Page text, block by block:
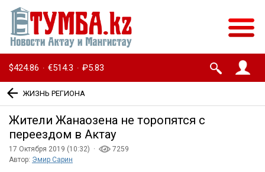
$424.86 · €514.3 · ₽5.83
ЖИЗНЬ РЕГИОНА
Жители Жанаозена не торопятся с
переездом в Актау
17 Октября 2019 (10:32) ·
7259
Автор: Эмир Сарин